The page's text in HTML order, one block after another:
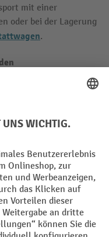
mit einer
oder bei der Lagerung
.
entweder mit einem
bestehen komplett
rutschhemmendem
Gummi oder
Kantenprofile stehen
auf einer Treppe zur
Größen